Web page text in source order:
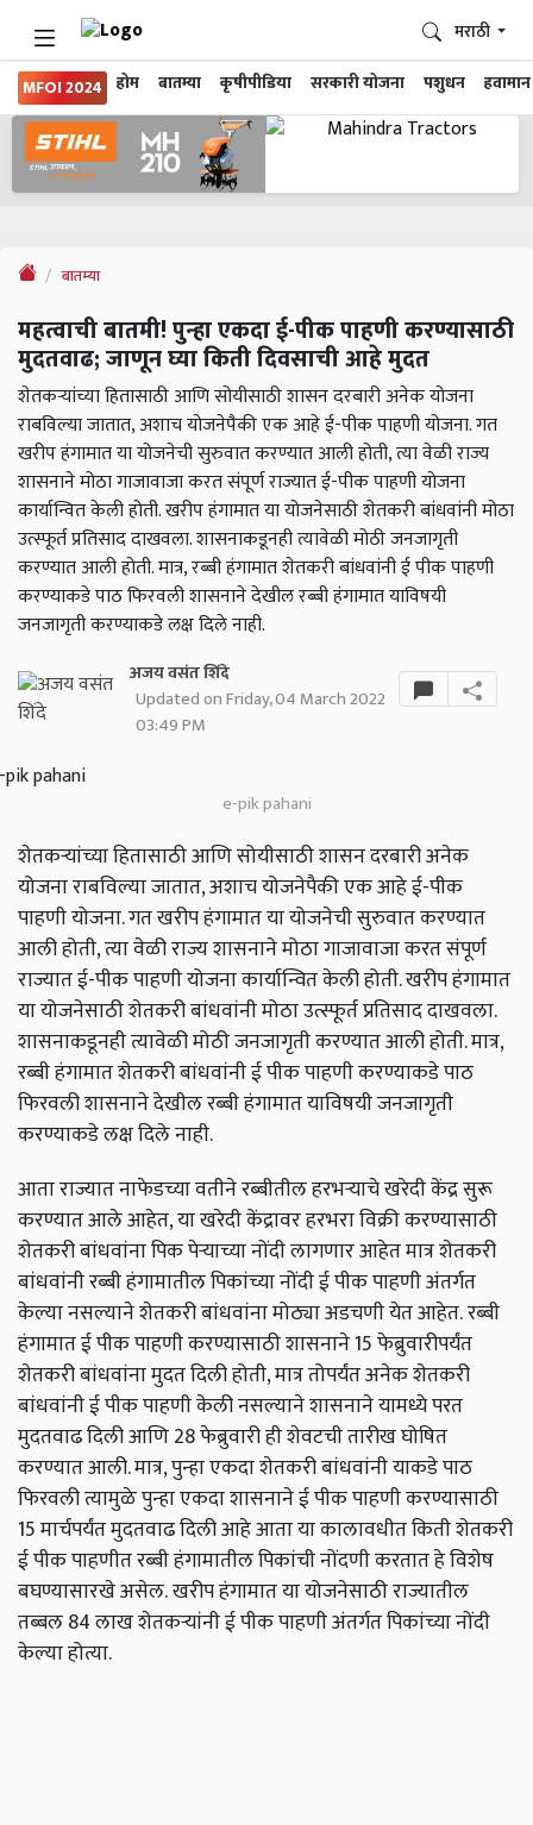
MFOI 2024 होम बातम्या कृषीपीडिया सरकारी योजना पशुधन हवामान
मराठी
बातम्या
महत्वाची बातमी! पुन्हा एकदा ई-पीक पाहणी करण्यासाठी
मुदतवाढ; जाणून घ्या किती दिवसाची आहे मुदत
शेतकऱ्यांच्या हितासाठी आणि सोयीसाठी शासन दरबारी अनेक योजना
राबविल्या जातात, अशाच योजनेपैकी एक आहे ई-पीक पाहणी योजना. गत
खरीप हंगामात या योजनेची सुरुवात करण्यात आली होती, त्या वेळी राज्य
शासनाने मोठा गाजावाजा करत संपूर्ण राज्यात ई-पीक पाहणी योजना
कार्यान्वित केली होती. खरीप हंगामात या योजनेसाठी शेतकरी बांधवांनी मोठा
उत्स्फूर्त प्रतिसाद दाखवला. शासनाकडूनही त्यावेळी मोठी जनजागृती
करण्यात आली होती. मात्र, रब्बी हंगामात शेतकरी बांधवांनी ई पीक पाहणी
करण्याकडे पाठ फिरवली शासनाने देखील रब्बी हंगामात याविषयी
जनजागृती करण्याकडे लक्ष दिले नाही.
अजय वसंत शिंदे
Updated on Friday, 04 March 2022
03:49 PM
e-pik pahani
शेतकऱ्यांच्या हितासाठी आणि सोयीसाठी शासन दरबारी अनेक
योजना राबविल्या जातात, अशाच योजनेपैकी एक आहे ई-पीक
पाहणी योजना. गत खरीप हंगामात या योजनेची सुरुवात करण्यात
आली होती, त्या वेळी राज्य शासनाने मोठा गाजावाजा करत संपूर्ण
राज्यात ई-पीक पाहणी योजना कार्यान्वित केली होती. खरीप हंगामात
या योजनेसाठी शेतकरी बांधवांनी मोठा उत्स्फूर्त प्रतिसाद दाखवला.
शासनाकडूनही त्यावेळी मोठी जनजागृती करण्यात आली होती. मात्र,
रब्बी हंगामात शेतकरी बांधवांनी ई पीक पाहणी करण्याकडे पाठ
फिरवली शासनाने देखील रब्बी हंगामात याविषयी जनजागृती
करण्याकडे लक्ष दिले नाही.
आता राज्यात नाफेडच्या वतीने रब्बीतील हरभऱ्याचे खरेदी केंद्र सुरू
करण्यात आले आहेत, या खरेदी केंद्रावर हरभरा विक्री करण्यासाठी
शेतकरी बांधवांना पिक पेऱ्याच्या नोंदी लागणार आहेत मात्र शेतकरी
बांधवांनी रब्बी हंगामातील पिकांच्या नोंदी ई पीक पाहणी अंतर्गत
केल्या नसल्याने शेतकरी बांधवांना मोठ्या अडचणी येत आहेत.रब्बी
हंगामात ई पीक पाहणी करण्यासाठी शासनाने 15 फेब्रुवारीपर्यंत
शेतकरी बांधवांना मुदत दिली होती, मात्र तोपर्यंत अनेक शेतकरी
बांधवांनी ई पीक पाहणी केली नसल्याने शासनाने यामध्ये परत
मुदतवाढ दिली आणि 28 फेब्रुवारी ही शेवटची तारीख घोषित
करण्यात आली. मात्र, पुन्हा एकदा शेतकरी बांधवांनी याकडे पाठ
फिरवली त्यामुळे पुन्हा एकदा शासनाने ई पीक पाहणी करण्यासाठी
15 मार्चपर्यंत मुदतवाढ दिली आहे आता या कालावधीत किती शेतकरी
ई पीक पाहणीत रब्बी हंगामातील पिकांची नोंदणी करतात हे विशेष
बघण्यासारखे असेल.खरीप हंगामात या योजनेसाठी राज्यातील
तब्बल 84 लाख शेतकऱ्यांनी ई पीक पाहणी अंतर्गत पिकांच्या नोंदी
केल्या होत्या.